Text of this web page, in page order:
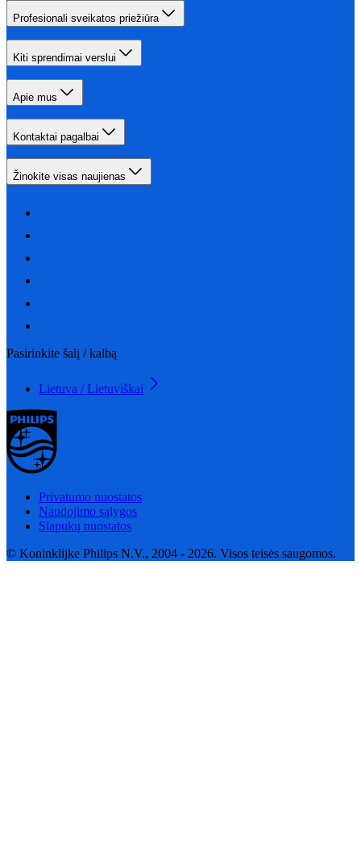
Profesionali sveikatos priežiūra
Kiti sprendimai verslui
Apie mus
Kontaktai pagalbai
Žinokite visas naujienas
Pasirinkite šalį / kalbą
Lietuva / Lietuviškai
Privatumo nuostatos
Naudojimo sąlygos
Slapukų nuostatos
© Koninklijke Philips N.V., 2004 - 2026. Visos teisės saugomos.